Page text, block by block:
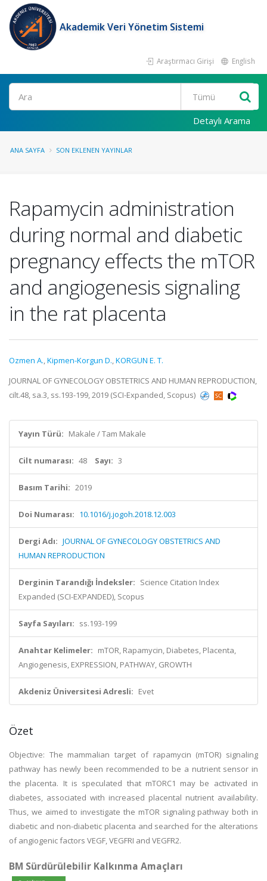
Akademik Veri Yönetim Sistemi
Araştırmacı Girişi English
Ara
Detaylı Arama
ANA SAYFA SON EKLENEN YAYINLAR
Rapamycin administration
during normal and diabetic
pregnancy effects the mTOR
and angiogenesis signaling
in the rat placenta
Ozmen A.,Kipmen-Korgun D.,KORGUN E. T.
JOURNAL OF GYNECOLOGY OBSTETRICS AND HUMAN REPRODUCTION,
cilt.48, sa.3, ss.193-199, 2019 (SCI-Expanded, Scopus)
Yayın Türü: Makale / Tam Makale
Cilt numarası: 48 Sayı: 3
Basım Tarihi: 2019
Doi Numarası: 10.1016/j.jogoh.2018.12.003
Dergi Adı: JOURNAL OF GYNECOLOGY OBSTETRICS AND
HUMAN REPRODUCTION
Derginin Tarandığı İndeksler: Science Citation Index
Expanded (SCI-EXPANDED), Scopus
Sayfa Sayıları: ss.193-199
Anahtar Kelimeler: mTOR, Rapamycin, Diabetes, Placenta,
Angiogenesis, EXPRESSION, PATHWAY, GROWTH
Akdeniz Üniversitesi Adresli: Evet
Özet
Objective: The mammalian target of rapamycin (mTOR) signaling
pathway has newly been recommended to be a nutrient sensor in
the placenta. It is speculated that mTORC1 may be activated in
diabetes, associated with increased placental nutrient availability.
Thus, we aimed to investigate the mTOR signaling pathway both in
diabetic and non-diabetic placenta and searched for the alterations
of angiogenic factors VEGF, VEGFRI and VEGFR2.
BM Sürdürülebilir Kalkınma Amaçları